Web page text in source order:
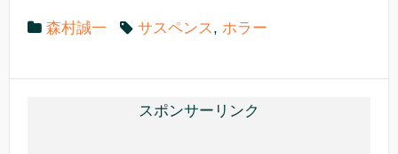
b
o
a
森村誠一 サスペンス , ホラー
スポンサーリンク